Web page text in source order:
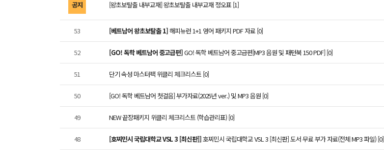
공지 [왕초보탈출 내부교재] 왕초보탈출 내부교재 정오표 [1]
53 [베트남어 왕초보탈출 1]해피뉴런 1+1 영어 패키지 PDF 자료 [0]
52 [GO! 독학 베트남어 중고급편]GO! 독학 베트남어 중고급편[MP3 음원 및 패턴북 150 PDF] [0]
51 단기 속성 마스터팩 위클리 체크리스트 [0]
50 [GO! 독학 베트남어 첫걸음] 부가자료(2025년 ver.) 및 MP3 음원 [0]
49 NEW 끝장패키지 위클리 체크리스트 (학습관리표) [0]
48 [호찌민시 국립대학교 VSL 3 [최신판]]호찌민시 국립대학교 VSL 3 [최신판] 도서 무료 부가 자료(전체 MP3 파일) [0]